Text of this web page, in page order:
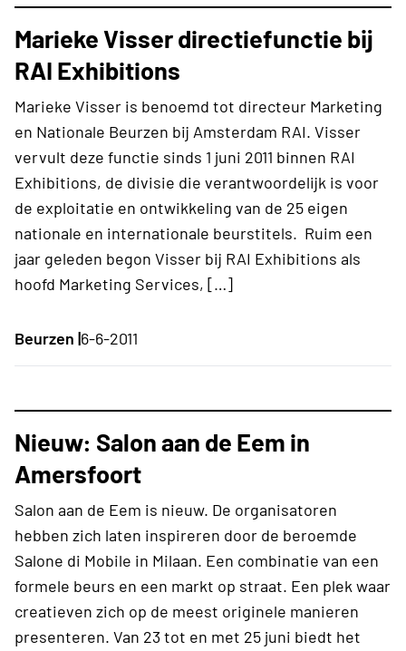
Marieke Visser directiefunctie bij
RAI Exhibitions
Marieke Visser is benoemd tot directeur Marketing
en Nationale Beurzen bij Amsterdam RAI. Visser
vervult deze functie sinds 1 juni 2011 binnen RAI
Exhibitions, de divisie die verantwoordelijk is voor
de exploitatie en ontwikkeling van de 25 eigen
nationale en internationale beurstitels. Ruim een
jaar geleden begon Visser bij RAI Exhibitions als
hoofd Marketing Services, […]
Beurzen |6-6-2011
Nieuw: Salon aan de Eem in
Amersfoort
Salon aan de Eem is nieuw. De organisatoren
hebben zich laten inspireren door de beroemde
Salone di Mobile in Milaan. Een combinatie van een
formele beurs en een markt op straat. Een plek waar
creatieven zich op de meest originele manieren
presenteren. Van 23 tot en met 25 juni biedt het